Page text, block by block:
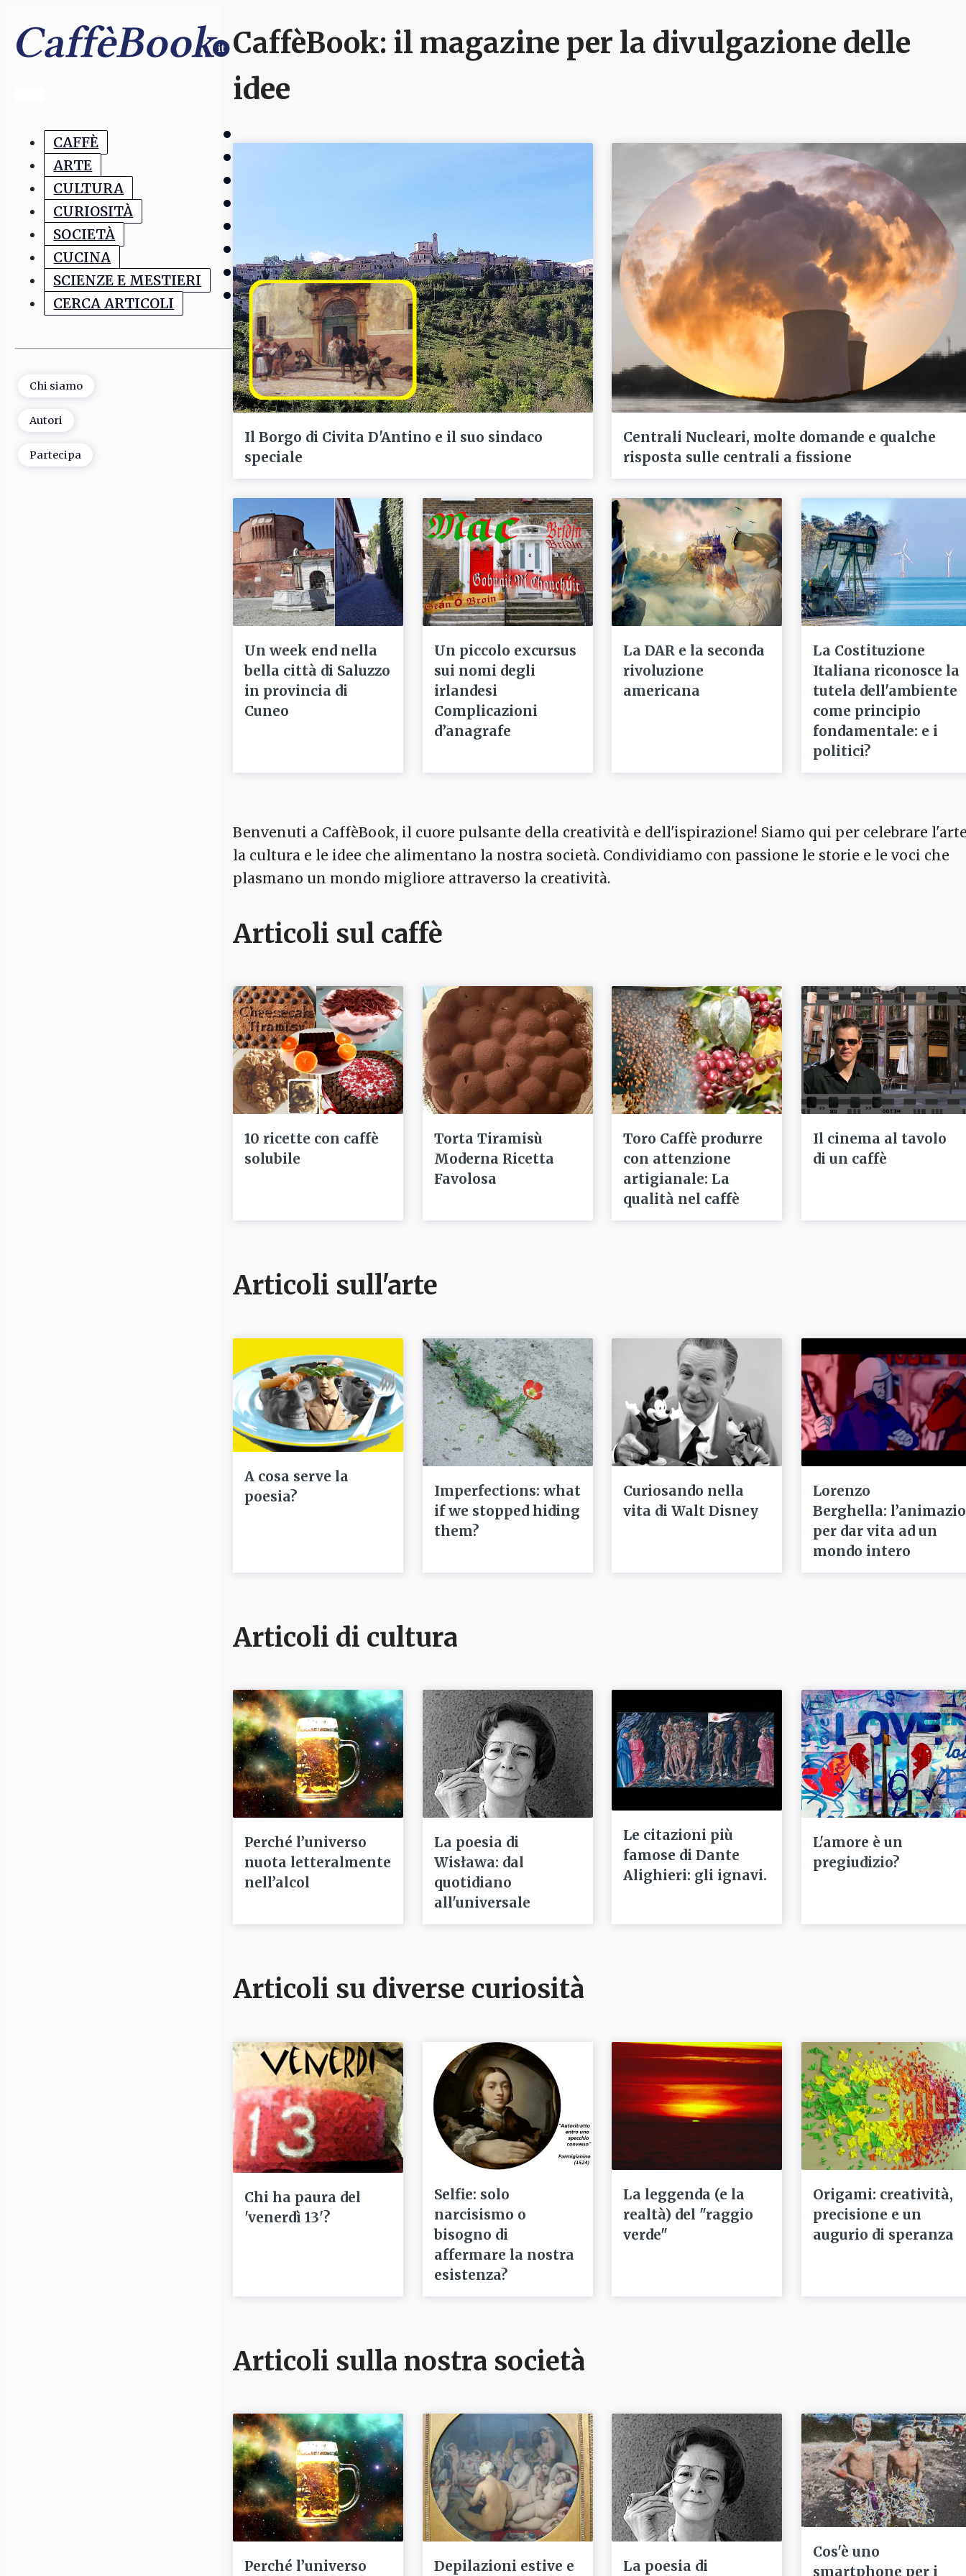
CAFFÈ
ARTE
CULTURA
CURIOSITÀ
SOCIETÀ
CUCINA
SCIENZE E MESTIERI
CERCA ARTICOLI
Chi siamo
Autori
Partecipa
CaffèBook: il magazine per la divulgazione delle
idee
Il Borgo di Civita D'Antino e il suo sindaco
speciale
Centrali Nucleari, molte domande e qualche
risposta sulle centrali a fissione
Un week end nella
bella città di Saluzzo
in provincia di
Cuneo
Un piccolo excursus
sui nomi degli
irlandesi
Complicazioni
d’anagrafe
La DAR e la seconda
rivoluzione
americana
La Costituzione
Italiana riconosce la
tutela dell'ambiente
come principio
fondamentale: e i
politici?
Benvenuti a CaffèBook, il cuore pulsante della creatività e dell'ispirazione! Siamo qui per celebrare
la cultura e le idee che alimentano la nostra società. Condividiamo con passione le storie e le voci che
plasmano un mondo migliore attraverso la creatività.
Articoli sul caffè
10 ricette con caffè
solubile
Torta Tiramisù
Moderna Ricetta
Favolosa
Toro Caffè produrre
con attenzione
artigianale: La
qualità nel caffè
Il cinema al tavolo
di un caffè
Articoli sull'arte
A cosa serve la
poesia?
Imperfections: what
if we stopped hiding
them?
Curiosando nella
vita di Walt Disney
Lorenzo
Berghella:
per dar vita ad un
mondo intero
Articoli di cultura
Perché l’universo
nuota letteralmente
nell’alcol
La poesia di
Wisława: dal
quotidiano
all'universale
Le citazioni più
famose di Dante
Alighieri: gli ignavi.
L'amore è un
pregiudizio?
Articoli su diverse curiosità
Chi ha paura del
'venerdì 13'?
Selfie: solo
narcisismo o
bisogno di
affermare la nostra
esistenza?
La leggenda (e la
realtà) del "raggio
verde"
Origami: creatività,
precisione e un
augurio di speranza
Articoli sulla nostra società
Perché l’universo Depilazioni estive e La poesia di
Cos'è uno
smartphone per i